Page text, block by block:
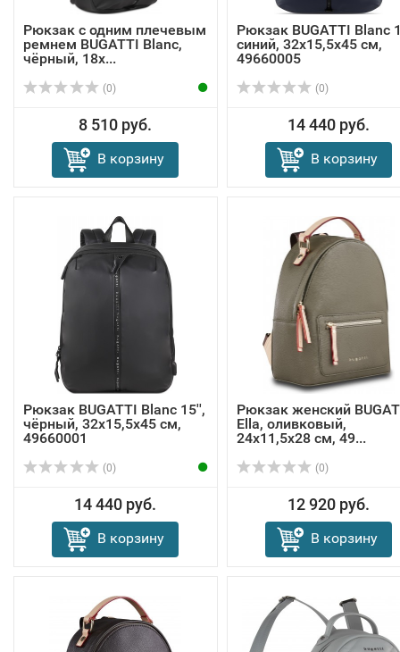
Рюкзак с одним плечевым
ремнем BUGATTI Blanc,
чёрный, 18х...
(0)
8 510 руб.
В корзину
Рюкзак BUGATTI Blanc
синий, 32х15,5х45 см,
49660005
(0)
14 440 руб.
В корзину
Рюкзак BUGATTI Blanc 15'',
чёрный, 32х15,5х45 см,
49660001
(0)
14 440 руб.
В корзину
Рюкзак женский
Ella, оливковый,
24х11,5х28 см, 49...
(0)
12 920 руб.
В корзину